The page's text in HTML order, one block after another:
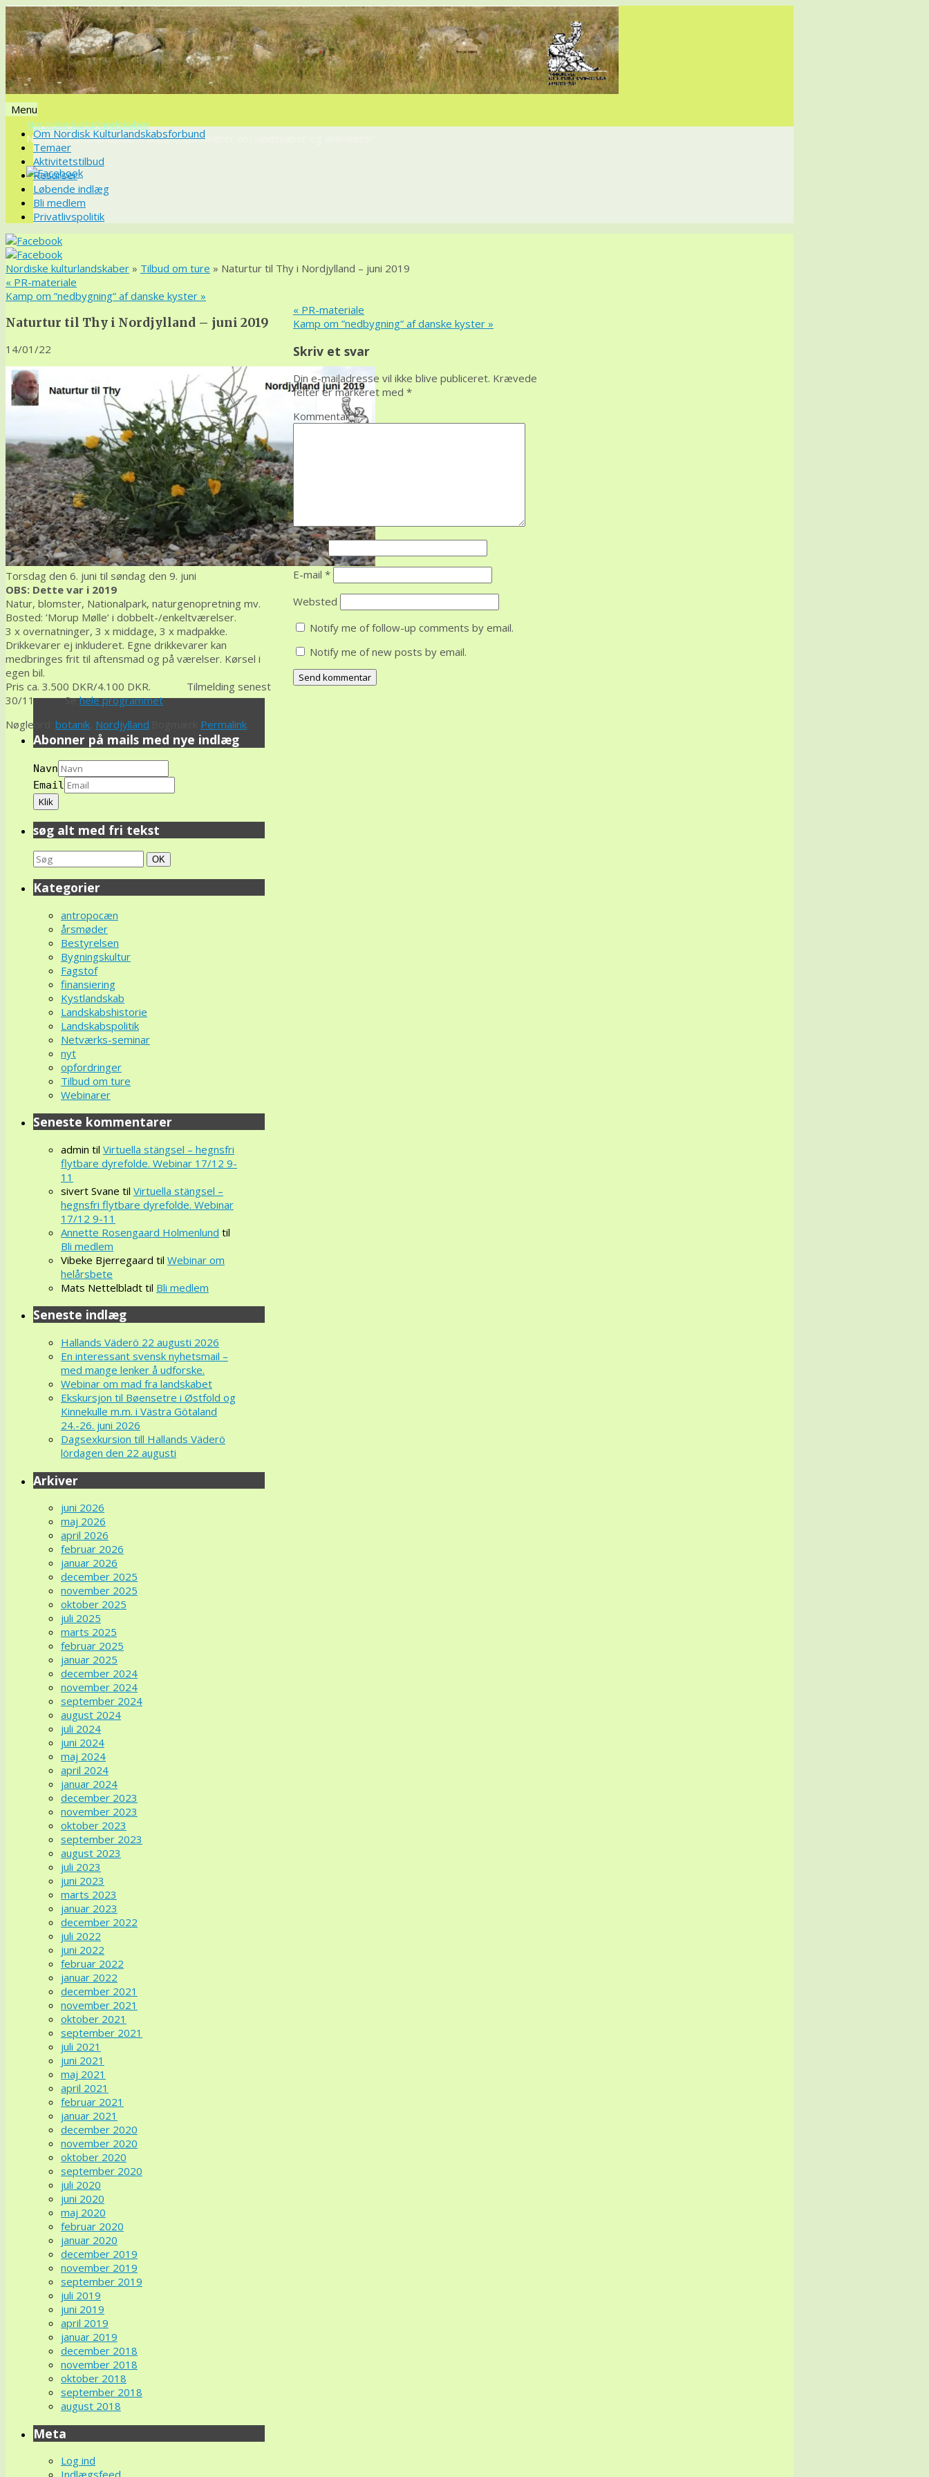
Nordiske kulturlandskaber
Nordisk KulturlandskabsForbund informerer om landskaber og aktiviteter
Menu
Videre
indhold
Om Nordisk Kulturlandskabsforbund
Temaer
Aktivitetstilbud
Resurser
Løbende indlæg
Bli medlem
Privatlivspolitik
Nordiske kulturlandskaber » Tilbud om ture » Naturtur til Thy i Nordjylland – juni 2019
« PR-materiale
Kamp om ”nedbygning” af danske kyster »
Naturtur til Thy i Nordjylland – juni 2019
14/01/22
Torsdag den 6. juni til søndag den 9. juni
OBS: Dette var i 2019
Natur, blomster, Nationalpark, naturgenopretning mv.
Bosted: ’Morup Mølle’ i dobbelt-/enkeltværelser.
3 x overnatninger, 3 x middage, 3 x madpakke.
Drikkevarer ej inkluderet. Egne drikkevarer kan
medbringes frit til aftensmad og på værelser. Kørsel i
egen bil.
Pris ca. 3.500 DKR/4.100 DKR. Tilmelding senest
30/11 Sehele programmet
Nøgleord: botanik Nordjylland Permalink
« PR-materiale
Kamp om ”nedbygning” af danske kyster »
Skriv et svar
Din e-mailadresse vil ikke blive publiceret. Krævede
felter er markeret med *
Kommentar*
Navn*
E-mail *
Websted
Notify me of follow-up comments by email.
Notify me of new posts by email.
Abonner på mails med nye indlæg
Navn
Email
søg alt med fri tekst
Search
for:
Søg
OK
Kategorier
antropocæn
årsmøder
Bestyrelsen
Bygningskultur
Fagstof
finansiering
Kystlandskab
Landskabshistorie
Landskabspolitik
Netværks-seminar
nyt
opfordringer
Tilbud om ture
Webinarer
Seneste kommentarer
admin til Virtuella stängsel – hegnsfri
flytbare dyrefolde. Webinar 17/12 9-
11
sivert Svane til Virtuella stängsel –
hegnsfri flytbare dyrefolde. Webinar
17/12 9-11
Annette Rosengaard Holmenlund til
Bli medlem
Vibeke Bjerregaard til Webinar om
helårsbete
Mats Nettelbladt til Bli medlem
Seneste indlæg
Hallands Väderö 22 augusti 2026
En interessant svensk nyhetsmail –
med mange lenker å udforske.
Webinar om mad fra landskabet
Ekskursjon til Bøensetre i Østfold og
Kinnekulle m.m. i Västra Götaland
24.-26. juni 2026
Dagsexkursion till Hallands Väderö
lördagen den 22 augusti
Arkiver
juni 2026
maj 2026
april 2026
februar 2026
januar 2026
december 2025
november 2025
oktober 2025
juli 2025
marts 2025
februar 2025
januar 2025
december 2024
november 2024
september 2024
august 2024
juli 2024
juni 2024
maj 2024
april 2024
januar 2024
december 2023
november 2023
oktober 2023
september 2023
august 2023
juli 2023
juni 2023
marts 2023
januar 2023
december 2022
juli 2022
juni 2022
februar 2022
januar 2022
december 2021
november 2021
oktober 2021
september 2021
juli 2021
juni 2021
maj 2021
april 2021
februar 2021
januar 2021
december 2020
november 2020
oktober 2020
september 2020
juli 2020
juni 2020
maj 2020
februar 2020
januar 2020
december 2019
november 2019
september 2019
juli 2019
juni 2019
april 2019
januar 2019
december 2018
november 2018
oktober 2018
september 2018
august 2018
Meta
Log ind